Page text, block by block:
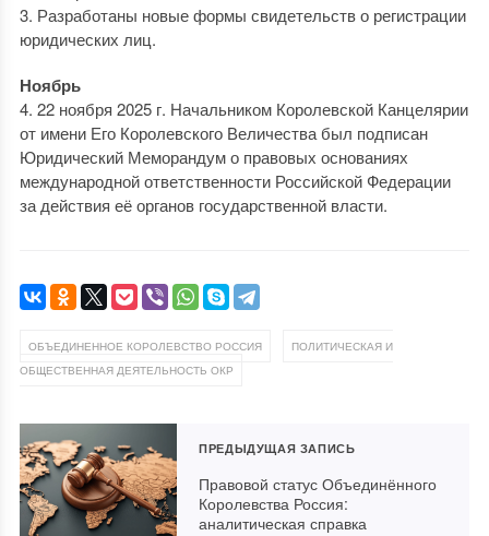
3. Разработаны новые формы свидетельств о регистрации
юридических лиц.
Ноябрь
4. 22 ноября 2025 г. Начальником Королевской Канцелярии
от имени Его Королевского Величества был подписан
Юридический Меморандум о правовых основаниях
международной ответственности Российской Федерации
за действия её органов государственной власти.
ОБЪЕДИНЕННОЕ КОРОЛЕВСТВО РОССИЯ
ПОЛИТИЧЕСКАЯ И
ОБЩЕСТВЕННАЯ ДЕЯТЕЛЬНОСТЬ ОКР
ПРЕДЫДУЩАЯ ЗАПИСЬ
Правовой статус Объединённого
Королевства Россия:
аналитическая справка